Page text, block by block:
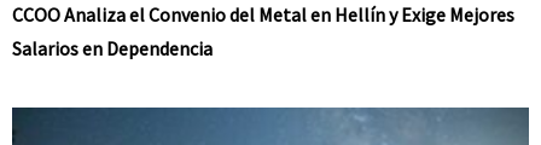
CCOO Analiza el Convenio del Metal en Hellín y Exige Mejores
Salarios en Dependencia